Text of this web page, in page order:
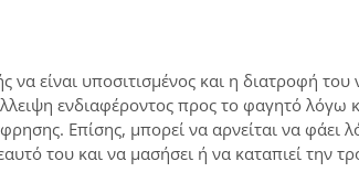
είναι υποσιτισμένος και η διατροφή του
ενδιαφέροντος προς το φαγητό
Επίσης, μπορεί να αρνείται να
του και να μασήσει ή να καταπιεί την